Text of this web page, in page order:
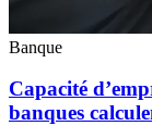
Banque
Capacité
banques